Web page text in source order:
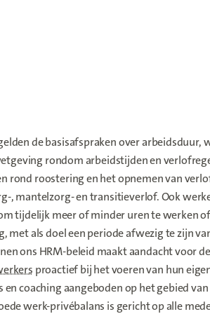
de basisafspraken over
rondom arbeidstijden en
rond roostering en het opnemen van
, mantelzorg- en transitieverlof. Ook
tijdelijk meer of minder uren te werken
met als doel een periode afwezig te zijn
ons HRM-beleid maakt aandacht voor
proactief bij het voeren van hun
coaching aangeboden op het gebied
werk-privébalans is gericht op alle